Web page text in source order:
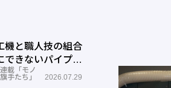
機と職人技の組合
できないパイプ曲
ミナミ技研
載「モノ
手たち」
2026.07.29